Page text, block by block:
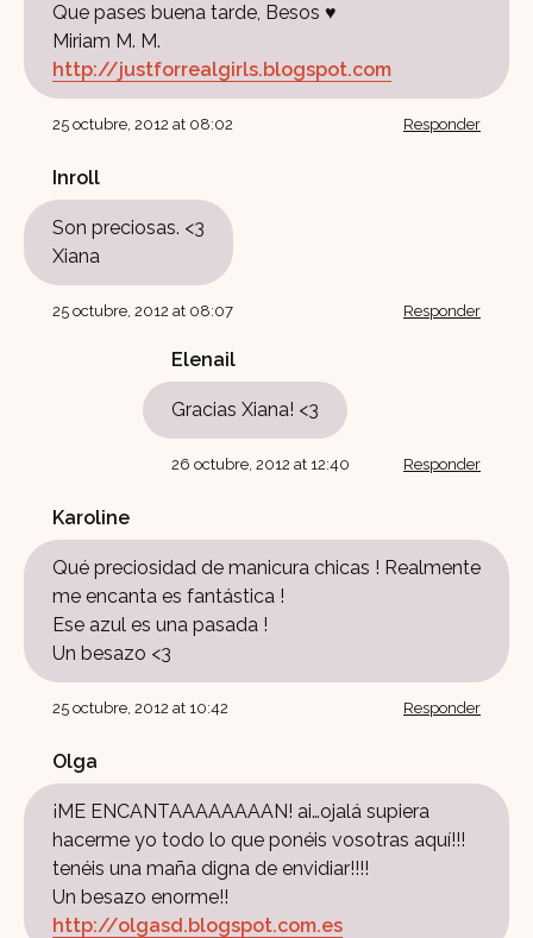
Que pases buena tarde, Besos ♥
Miriam M. M.
http://justforrealgirls.blogspot.com
25 octubre, 2012 at 08:02 Responder
Inroll
Son preciosas. <3
Xiana
25 octubre, 2012 at 08:07 Responder
Elenail
Gracias Xiana! <3
26 octubre, 2012 at 12:40 Responder
Karoline
Qué preciosidad de manicura chicas ! Realmente
me encanta es fantástica !
Ese azul es una pasada !
Un besazo <3
25 octubre, 2012 at 10:42 Responder
Olga
¡ME ENCANTAAAAAAAAN! ai…ojalá supiera
hacerme yo todo lo que ponéis vosotras aquí!!!
tenéis una maña digna de envidiar!!!!
Un besazo enorme!!
http://olgasd.blogspot.com.es